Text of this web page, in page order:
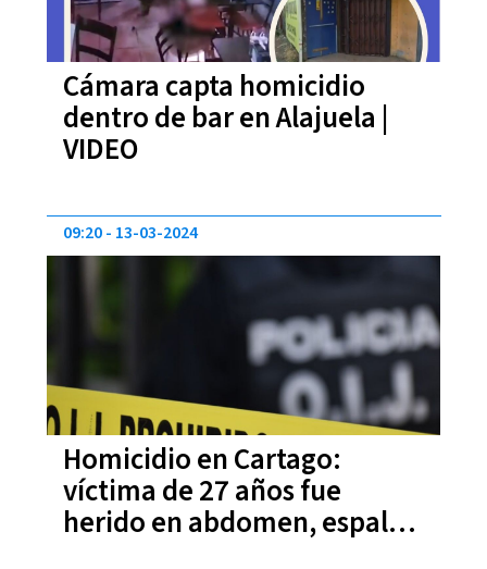
Cámara capta homicidio
dentro de bar en Alajuela |
VIDEO
Homicidio en Cartago:
víctima de 27 años fue
herido en abdomen, espalda
09:20 13-03-2024